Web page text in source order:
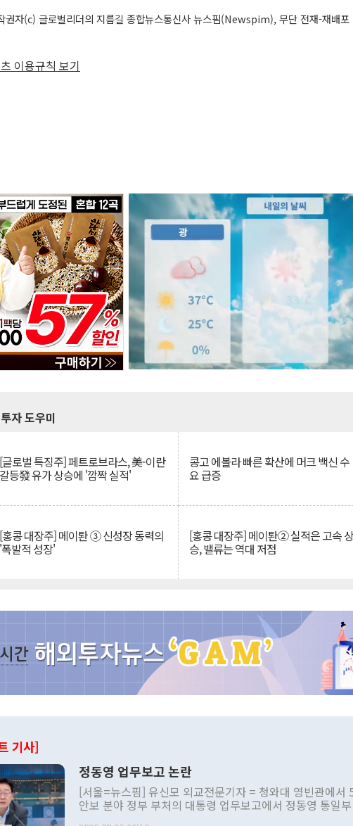
권자(c) 글로벌리더의 지름길 종합뉴스통신사 뉴스핌(Newspim), 무단 전재-재배포
이용규칙 보기
자 도우미
[글로벌 특징주] 페트로브라스, 美-이란
갈등發 유가 상승에 '깜짝 실적'
콩고 에볼라 빠른 확산에 머크 백신 수
요 급증
[홍콩 대장주] 메이퇀 ③ 신성장 동력의
'폭발적 성장'
[홍콩 대장주] 메이퇀② 실적은 고속 상
승, 밸류는 역대 저점
기사]
정동영 업무보고 논란
[서울=뉴스핌] 유신모 외교전문기자 = 청와대 영빈관에서
안보 분야 정부 부처의 대통령 업무보고에서 정동영 통일